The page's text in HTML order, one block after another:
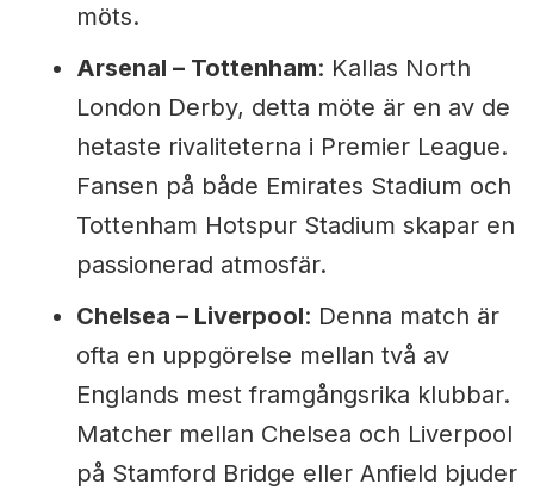
möts.
Arsenal – Tottenham: Kallas North
London Derby, detta möte är en av de
hetaste rivaliteterna i Premier League.
Fansen på både Emirates Stadium och
Tottenham Hotspur Stadium skapar en
passionerad atmosfär.
Chelsea – Liverpool: Denna match är
ofta en uppgörelse mellan två av
Englands mest framgångsrika klubbar.
Matcher mellan Chelsea och Liverpool
på Stamford Bridge eller Anfield bjuder